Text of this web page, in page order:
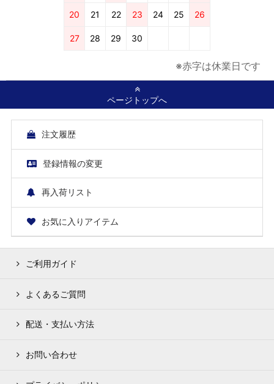
20 21 22 23 24 25 26
27 28 29 30
※赤字は休業日です
ページトップへ
注文履歴
登録情報の変更
再入荷リスト
お気に入りアイテム
ご利用ガイド
よくあるご質問
配送・支払い方法
お問い合わせ